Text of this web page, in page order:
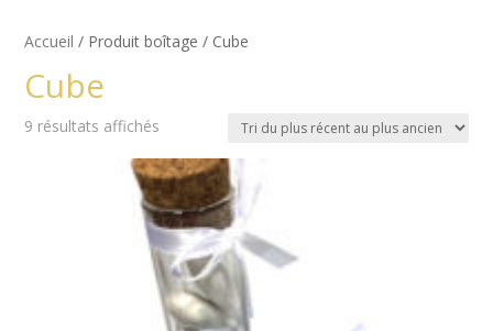
Accueil / Produit boîtage / Cube
Cube
9 résultats affichés
plus
récent
au
plus
ancien